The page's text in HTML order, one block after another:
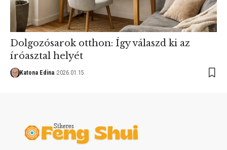
Dolgozósarok otthon: Így válaszd ki az
íróasztal helyét
Katona Edina 2026.01.15.